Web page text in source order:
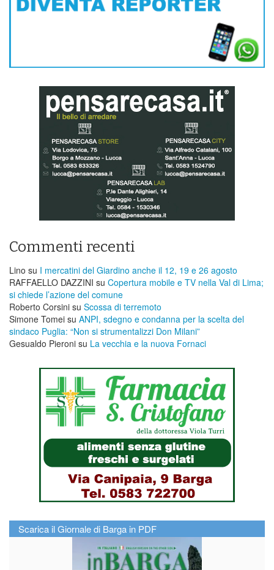
Commenti recenti
Lino su I mercatini del Giardino anche il 12, 19 e 26 agosto
RAFFAELLO DAZZINI su ​Copertura mobile e TV nella Val di Lima;
si chiede l’azione del comune
Roberto Corsini su Scossa di terremoto
Simone Tomei su ANPI, sdegno e condanna per la scelta del
sindaco Puglia: “Non si strumentalizzi Don Milani”
Gesualdo Pieroni su La vecchia e la nuova Fornaci
Scarica il Giornale di Barga in PDF